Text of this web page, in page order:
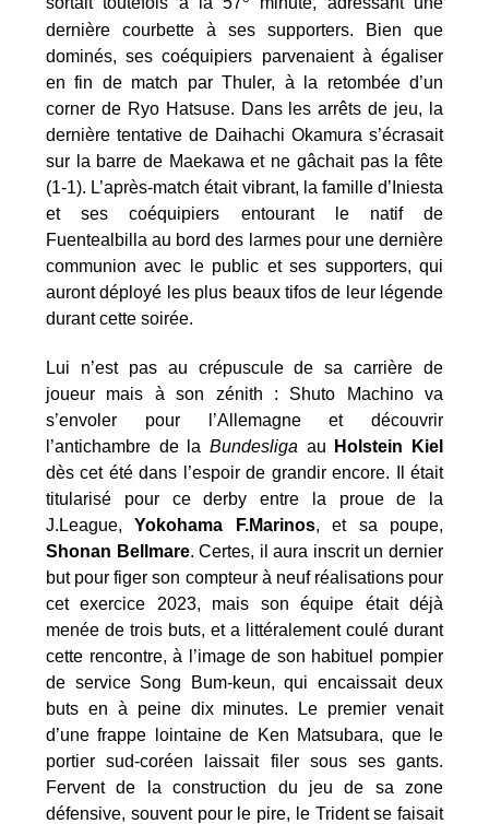
dernière courbette à ses supporters. Bien que
dominés, ses coéquipiers parvenaient à égaliser
en fin de match par Thuler, à la retombée d’un
corner de Ryo Hatsuse. Dans les arrêts de jeu, la
dernière tentative de Daihachi Okamura s’écrasait
sur la barre de Maekawa et ne gâchait pas la fête
(1-1). L’après-match était vibrant, la famille d’Iniesta
et ses coéquipiers entourant le natif de
Fuentealbilla au bord des larmes pour une dernière
communion avec le public et ses supporters, qui
auront déployé les plus beaux tifos de leur légende
durant cette soirée.
Lui n’est pas au crépuscule de sa carrière de
joueur mais à son zénith : Shuto Machino va
s’envoler pour l’Allemagne et découvrir
l’antichambre de la Bundesliga au
Holstein Kiel
dès cet été dans l’espoir de grandir encore. Il était
titularisé pour ce derby entre la proue de la
J.League,Yokohama F.Marinos, et sa poupe,
Shonan Bellmare. Certes, il aura inscrit un dernier
but pour figer son compteur à neuf réalisations pour
cet exercice 2023, mais son équipe était déjà
menée de trois buts, et a littéralement coulé durant
cette rencontre, à l’image de son habituel pompier
de service Song Bum-keun, qui encaissait deux
buts en à peine dix minutes. Le premier venait
d’une frappe lointaine de Ken Matsubara, que le
portier sud-coréen laissait filer sous ses gants.
Fervent de la construction du jeu de sa zone
défensive, souvent pour le pire, le Trident se faisait